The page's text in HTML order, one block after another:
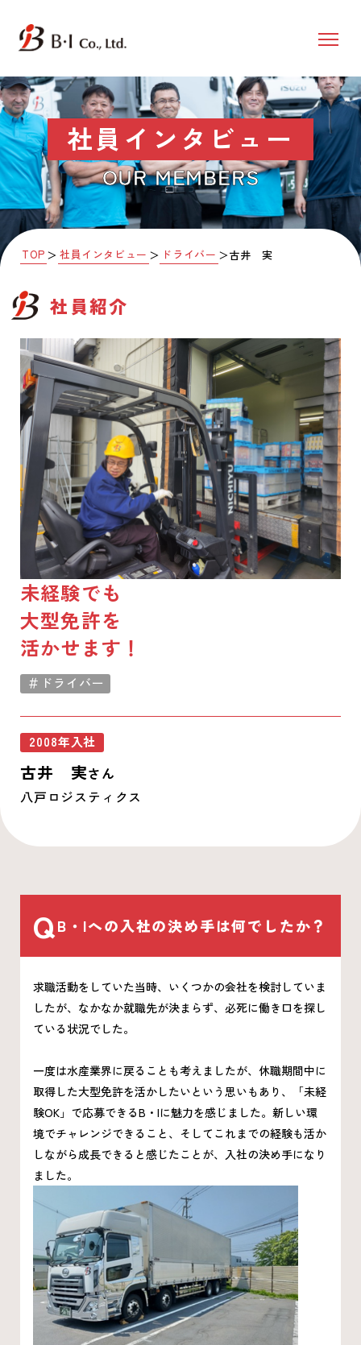
社員インタビュー
OUR MEMBERS
TOP ＞ 社員インタビュー ＞ ドライバー ＞古井 実
社員紹介
未経験でも
大型免許を
活かせます！
＃ドライバー
2008年入社
古井 実さん
八戸ロジスティクス
QB・Iへの入社の決め手は何でしたか？
求職活動をしていた当時、いくつかの会社を検討していま
したが、なかなか就職先が決まらず、必死に働き口を探し
ている状況でした。
一度は水産業界に戻ることも考えましたが、休職期間中に
取得した大型免許を活かしたいという思いもあり、「未経
験OK」で応募できるB・Iに魅力を感じました。新しい環
境でチャレンジできること、そしてこれまでの経験も活か
しながら成長できると感じたことが、入社の決め手になり
ました。